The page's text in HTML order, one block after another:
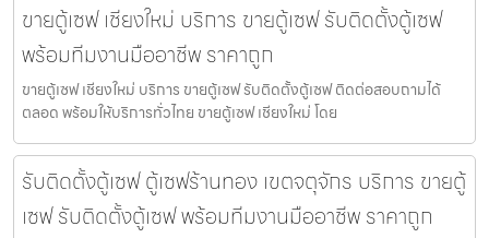
ขายตู้เซฟ เชียงใหม่ บริการ ขายตู้เซฟ รับติดตั้งตู้เซฟ
พร้อมทีมงานมืออาชีพ ราคาถูก
ขายตู้เซฟ เชียงใหม่ บริการ ขายตู้เซฟ รับติดตั้งตู้เซฟ ติดต่อสอบถามได้
ตลอด พร้อมให้บริการทั่วไทย ขายตู้เซฟ เชียงใหม่ โดย
รับติดตั้งตู้เซฟ ตู้เซฟร้านทอง เขตจตุจักร บริการ ขายตู้
เซฟ รับติดตั้งตู้เซฟ พร้อมทีมงานมืออาชีพ ราคาถูก